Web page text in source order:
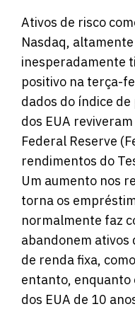
Ativos de risco
Nasdaq,
inesperadamente
positivo na terça-
dados do índice
dos EUA
Federal Reserve
rendimentos do
Um aumento nos
torna os
normalmente faz
abandonem ativos
de renda fixa,
entanto, enquanto
dos EUA de 10